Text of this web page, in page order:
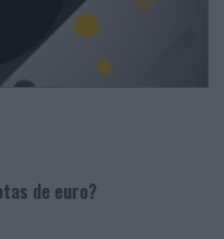
de euro?